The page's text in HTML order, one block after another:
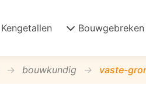
Kengetallen Bouwgebreken
bouwkundig vaste-